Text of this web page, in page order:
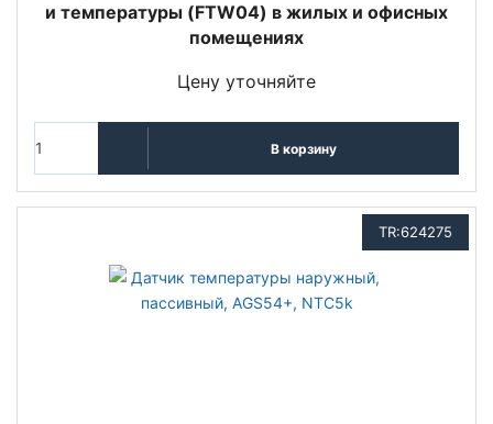
и температуры (FTW04) в жилых и офисных
помещениях
Цену уточняйте
В корзину
TR:624275